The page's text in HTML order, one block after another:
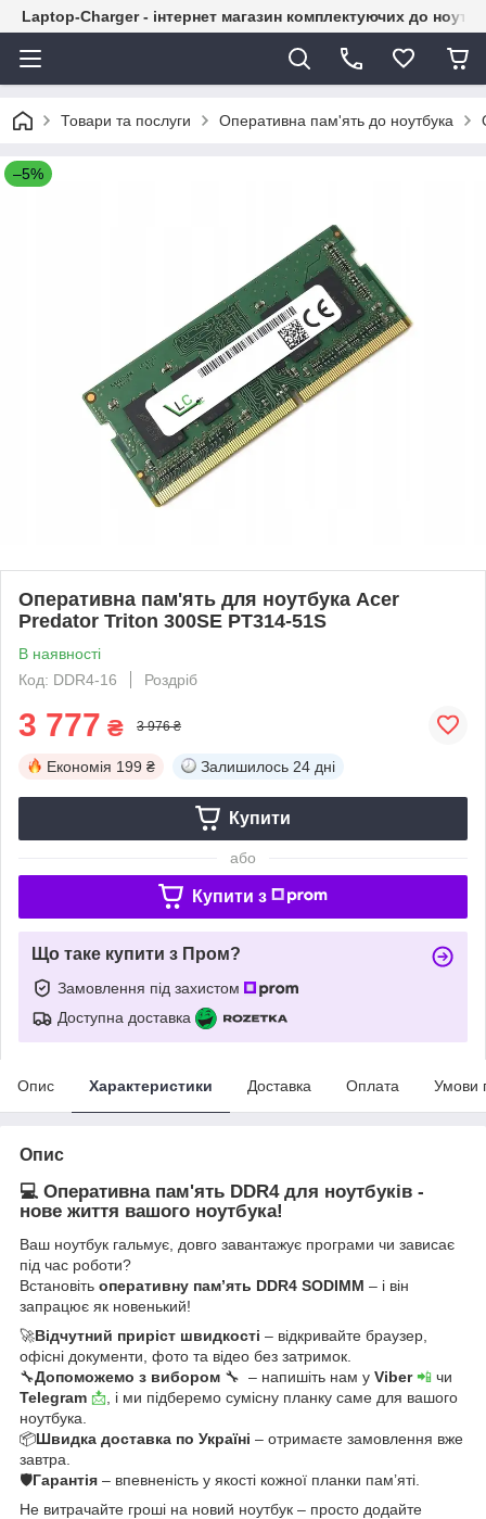
Laptop-Charger - інтернет магазин комплектуючих до
Товари та послуги Оперативна пам'ять до ноутбука
–5%
Оперативна пам'ять для ноутбука Acer
Predator Triton 300SE PT314-51S
В наявності
Код: DDR4-16
Роздріб
3 777 ₴ 3 976 ₴
Економія 199 ₴ Залишилось 24 дні
Купити
або
Купити з
Що таке купити з Пром?
Замовлення під захистом
Доступна доставка
Опис Характеристики Доставка Оплата Умови
Опис
💻 Оперативна пам'ять DDR4 для ноутбуків -
нове життя вашого ноутбука!
Ваш ноутбук гальмує, довго завантажує програми чи зависає
під час роботи?
Встановіть оперативну пам’ять DDR4 SODIMM – і він
запрацює як новенький!
🚀Відчутний приріст швидкості – відкривайте браузер,
офісні документи, фото та відео без затримок.
🔧Допоможемо з вибором 🔧 – напишіть нам у Viber📲 чи
Telegram 📩 , і ми підберемо сумісну планку саме для вашого
ноутбука.
📦Швидка доставка по Україні – отримаєте замовлення вже
завтра.
🛡Гарантія – впевненість у якості кожної планки пам’яті.
Не витрачайте гроші на новий ноутбук – просто додайте